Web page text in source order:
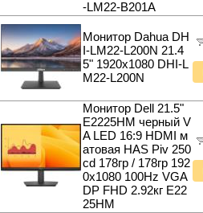
-LM22-B201A
Монитор Dahua DH
I-LM22-L200N 21.4
5" 1920x1080 DHI-L
M22-L200N
Монитор Dell 21.5"
E2225HM черный V
A LED 16:9 HDMI м
атовая HAS Piv 250
cd 178гр / 178гр 192
0x1080 100Hz VGA
DP FHD 2.92кг E22
25HM